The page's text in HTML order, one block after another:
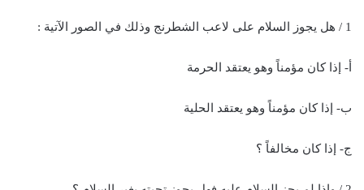
1 / هل يجوز السلام على لاعب الشطرنج وذلك في الصور الآتية :
أ- إذا كان مؤمناً وهو يعتقد الحرمة
ب- إذا كان مؤمناً وهو يعتقد الحلية
ج- إذا كان مخالفاً ؟